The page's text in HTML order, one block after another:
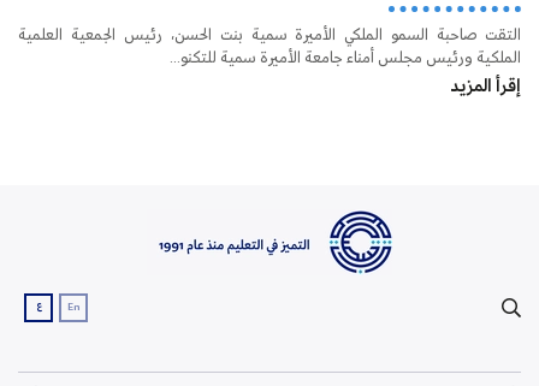
التقت صاحبة السمو الملكي الأميرة سمية بنت الحسن، رئيس الجمعية العلمية
الملكية ورئيس مجلس أمناء جامعة الأميرة سمية للتكنو...
إقرأ المزيد
En ع